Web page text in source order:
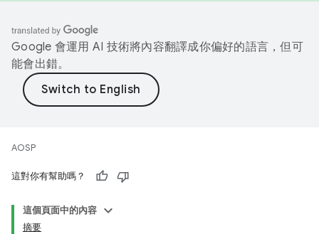
Google 會運用 AI 技術將內容翻譯成你偏好的語言，但可
能會出錯。
AOSP
這對你有幫助嗎？
這個頁面中的內容
摘要